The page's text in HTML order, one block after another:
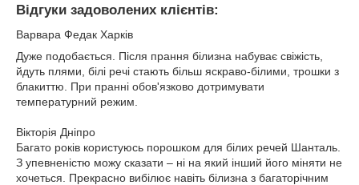
Відгуки задоволених клієнтів:
Варвара Федак Харків
Дуже подобається. Після прання білизна набуває свіжість,
йдуть плями, білі речі стають більш яскраво-білими, трошки з
блакиттю. При пранні обов'язково дотримувати
температурний режим.
Вікторія Дніпро
Багато років користуюсь порошком для білих речей Шанталь.
З упевненістю можу сказати – ні на який інший його міняти не
хочеться. Прекрасно вибілює навіть білизна з багаторічним